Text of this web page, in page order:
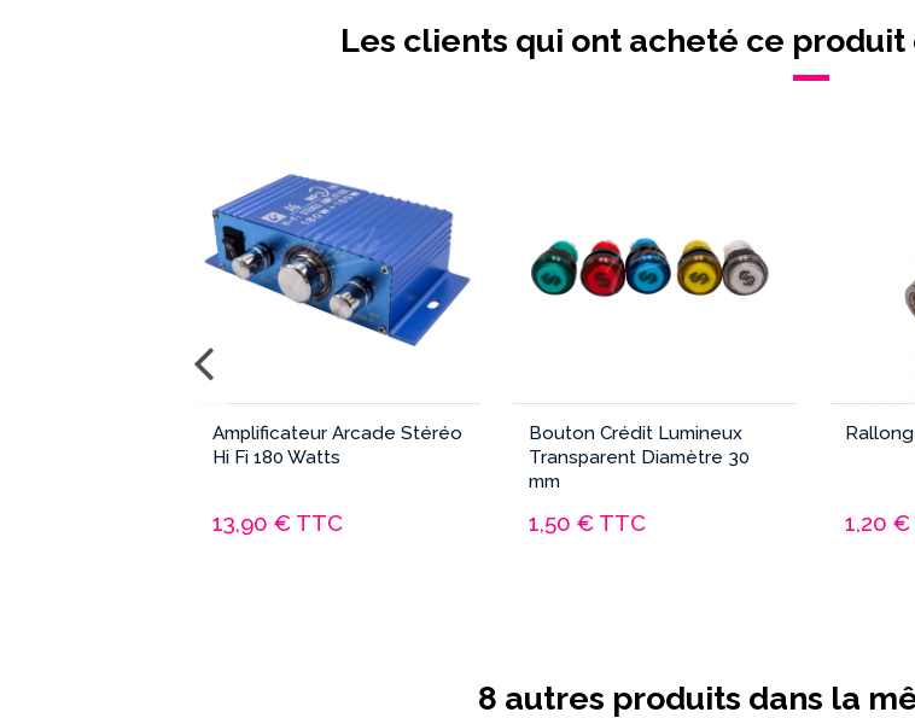
Les clients qui ont acheté ce
Amplificateur Arcade Stéréo
Hi Fi 180 Watts
13,90 € TTC
Bouton Crédit Lumineux
Transparent Diamètre 30
mm
1,50 € TTC 1,20 €
8 autres produits dans la